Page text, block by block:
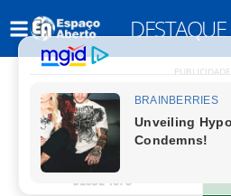
DESTAQUE
PUBLICIDADE